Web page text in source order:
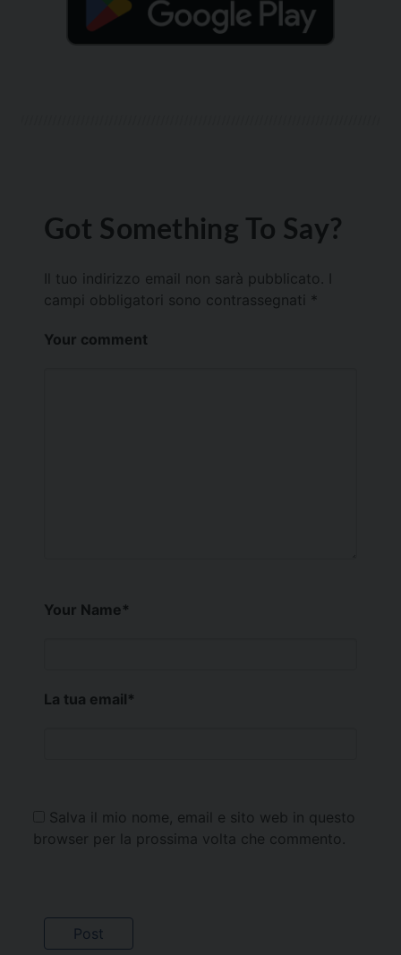
Got Something To Say?
Il tuo indirizzo email non sarà pubblicato.
campi obbligatori sono contrassegnati *
Your comment
Your Name*
La tua email*
Salva il mio nome, email e sito web in questo
browser per la prossima volta che commento.